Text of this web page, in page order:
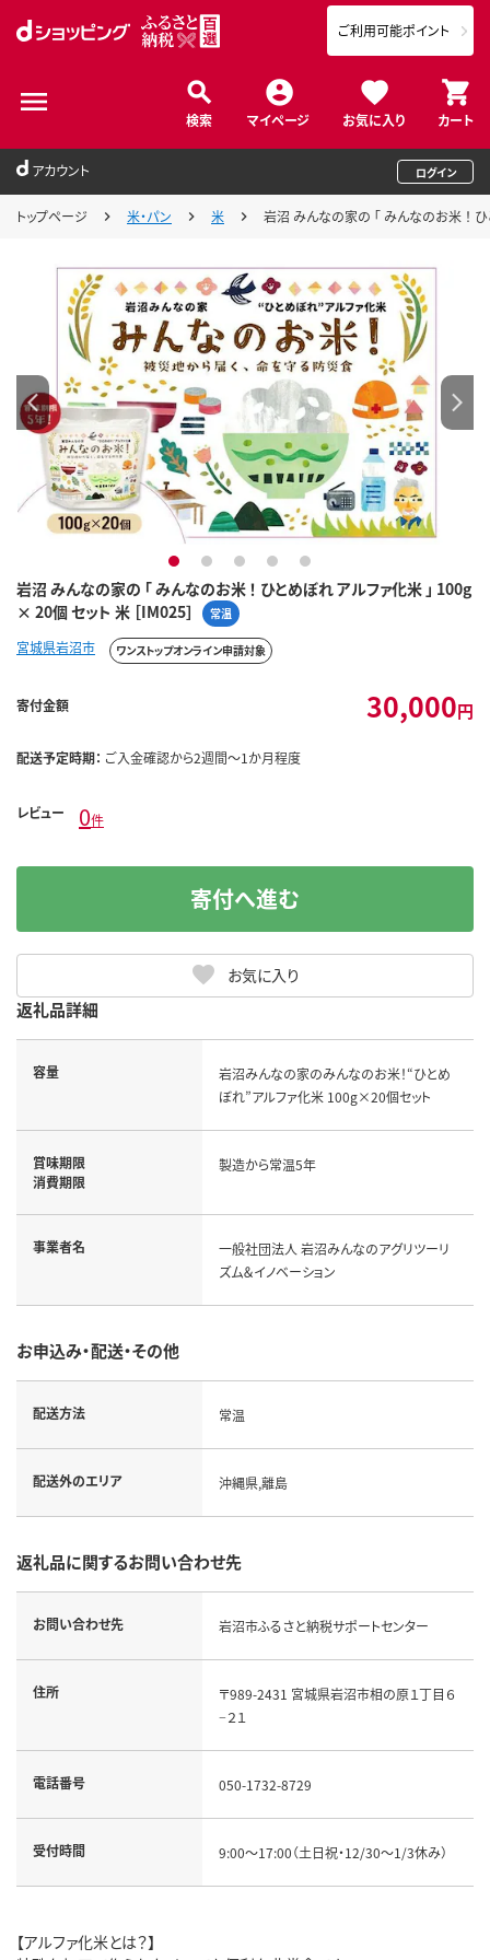
検索 マイページ お気に入り カート
ご利用可能ポイント
アカウント ログイン
トップページ 米・パン 米 岩沼 みんなの家の 「 みんなのお米 ！
岩沼 みんなの家の 「 みんなのお米 ！ ひとめぼれ アルファ化米 」 100g
× 20個 セット 米 ［IM025］
常温
1 2 3 4 5
宮城県岩沼市 ワンストップオンライン申請対象
寄付金額 30,000円
配送予定時期： ご入金確認から2週間～1か月程度
レビュー 0件
お気に入り
寄付へ進む
返礼品詳細
容量
岩沼みんなの家のみんなのお米！“ひとめ
ぼれ”アルファ化米 100g×20個セット
賞味期限
消費期限
製造から常温5年
事業者名
一般社団法人 岩沼みんなのアグリツーリ
ズム＆イノベーション
お申込み・配送・その他
配送方法 常温
配送外のエリア 沖縄県,離島
返礼品に関するお問い合わせ先
お問い合わせ先 岩沼市ふるさと納税サポートセンター
住所
〒989-2431 宮城県岩沼市相の原１丁目６
−２１
電話番号 050-1732-8729
受付時間 9:00～17:00（土日祝・12/30～1/3休み）
【アルファ化米とは？】